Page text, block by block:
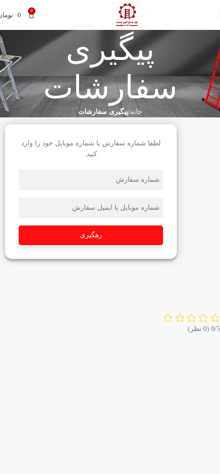
0
0
پیگیری
سفارشات
خانه پیگیری سفارشات
لطفا شماره سفارش یا شماره موبایل خود را وارد
کنید.
رهگیری
‫0/5 ‫(0 نظر)